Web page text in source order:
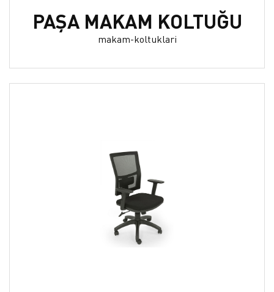
PAŞA MAKAM KOLTUĞU
makam-koltuklari